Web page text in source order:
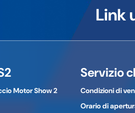
a volte possono differire in
di contatto del produttore/
dell'azienda:
Link
Motor Show 2
Servizio
Condizioni di
Orario di